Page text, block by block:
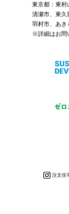
東京都：東村
清瀬市、東久
羽村市、あき
※詳細はお問
注文住